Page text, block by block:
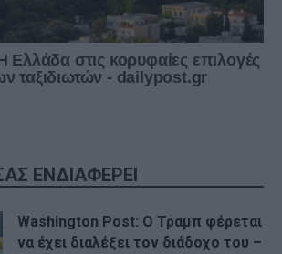
ΕΝΔΙΑΦΕΡΕΙ
Washington Post: Ο Τραμπ φέρεται
να έχει διαλέξει τον διάδοχο του –